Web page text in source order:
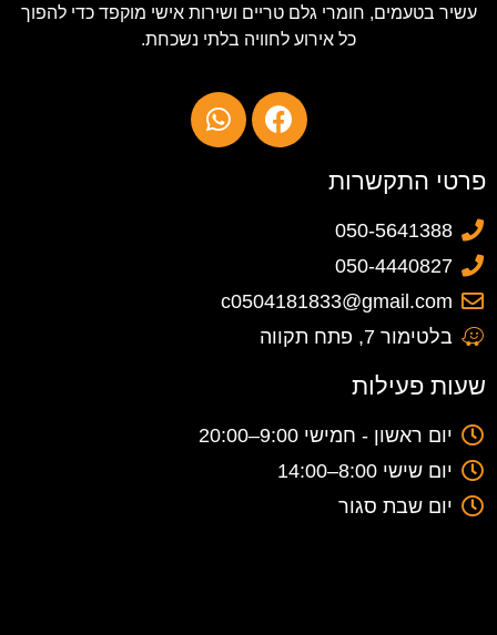
עשיר בטעמים, חומרי גלם טריים ושירות אישי מוקפד כדי להפוך
כל אירוע לחוויה בלתי נשכחת.
פרטי התקשרות
050-5641388
050-4440827
c0504181833@gmail.com
בלטימור 7, פתח תקווה
שעות פעילות
יום ראשון - חמישי 9:00–20:00
יום שישי 8:00–14:00
יום שבת סגור